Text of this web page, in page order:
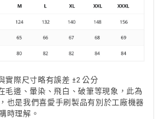
實際尺寸略有誤差 ±2 公分
毛邊、暈染、飛白、破筆等現象，此為
也是我們喜愛手刷製品有別於工廠機器
時理解。